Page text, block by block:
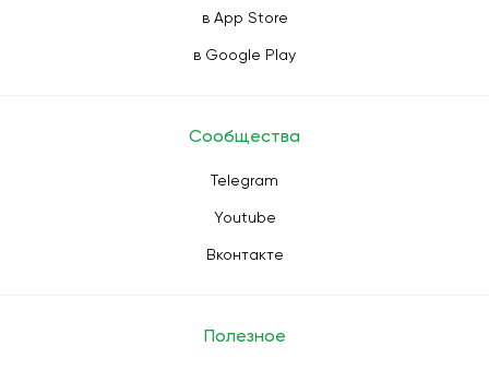
в App Store
в Google Play
Сообщества
Telegram
Youtube
Вконтакте
Полезное